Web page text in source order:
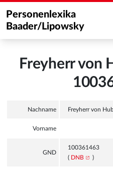
Personenlexika
Baader/Lipowsky
Freyherr von
Nachname Freyherr von
Vorname
GND
100361463
( DNB )